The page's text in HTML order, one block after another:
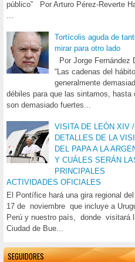
público” Por Arturo Pérez-Reverte
Tortícolis aguda de
mirar para otro lado
Por Jorge Fernández
“Las cadenas del
generalmente
débiles para que las sintamos, hasta
son demasiado fuertes...
VISITA DE LEÓN XIV /
DETALLES DE LA
DEL PAPA A LA
Y CUÁLES SERÁN
PRINCIPALES
ACTIVIDADES OFICIALES
El Pontífice hará una gira regional del
17 de noviembre que incluye a
Perú y nuestro país, donde visitará
Ciudad de Bue...
SEGUIDORES